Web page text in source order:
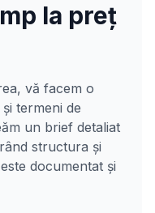
la preț
vă facem o
termeni de
un brief detaliat
structura și
documentat și